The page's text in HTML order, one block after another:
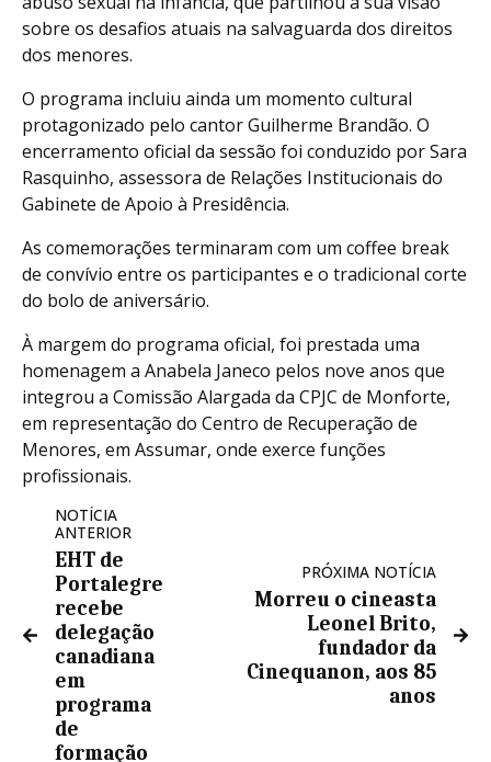
sobre os desafios atuais na salvaguarda dos direitos
dos menores.
O programa incluiu ainda um momento cultural
protagonizado pelo cantor Guilherme Brandão. O
encerramento oficial da sessão foi conduzido por Sara
Rasquinho, assessora de Relações Institucionais do
Gabinete de Apoio à Presidência.
As comemorações terminaram com um coffee break
de convívio entre os participantes e o tradicional corte
do bolo de aniversário.
À margem do programa oficial, foi prestada uma
homenagem a Anabela Janeco pelos nove anos que
integrou a Comissão Alargada da CPJC de Monforte,
em representação do Centro de Recuperação de
Menores, em Assumar, onde exerce funções
profissionais.
NOTÍCIA
ANTERIOR
EHT de
Portalegre
recebe
delegação
canadiana
em
programa
de
formação
PRÓXIMA NOTÍCIA
Morreu o cineasta
Leonel Brito,
fundador da
Cinequanon, aos 85
anos